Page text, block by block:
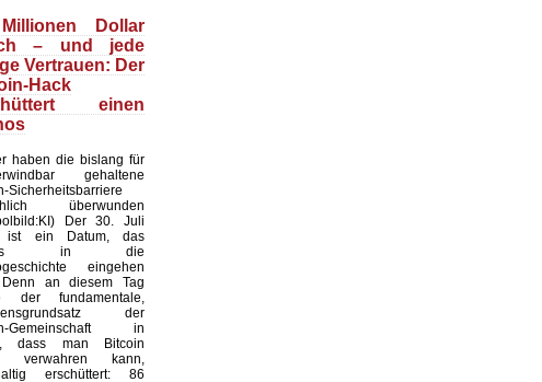
Dollar
– und jede
Vertrauen: Der
Hack
einen
haben die bislang für
gehaltene
Sicherheitsbarriere
überwunden
Der 30. Juli
ist ein Datum, das
in die
eingehen
an diesem Tag
der fundamentale,
der
Gemeinschaft in
dass man Bitcoin
verwahren kann,
erschüttert: 86